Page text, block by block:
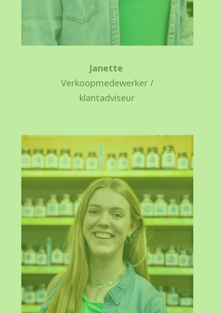
Janette
Verkoopmedewerker /
klantadviseur